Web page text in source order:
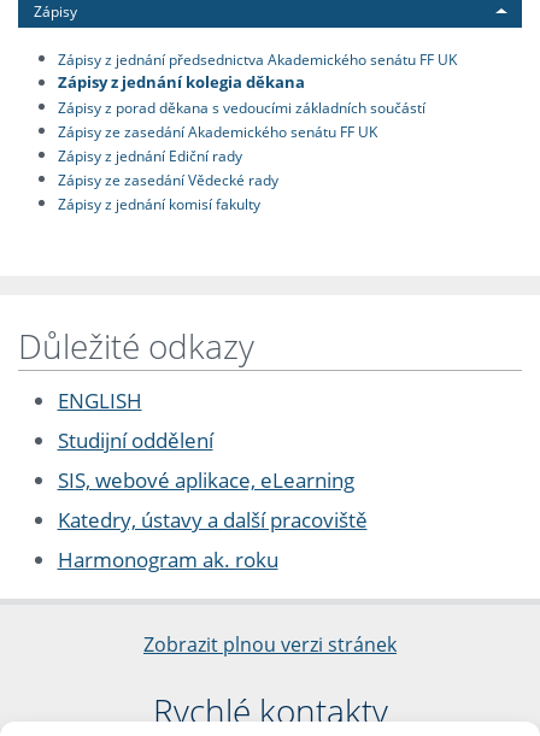
Zápisy
Zápisy z jednání předsednictva Akademického senátu FF UK
Zápisy z jednání kolegia děkana
Zápisy z porad děkana s vedoucími základních součástí
Zápisy ze zasedání Akademického senátu FF UK
Zápisy z jednání Ediční rady
Zápisy ze zasedání Vědecké rady
Zápisy z jednání komisí fakulty
Důležité odkazy
ENGLISH
Studijní oddělení
SIS, webové aplikace, eLearning
Katedry, ústavy a další pracoviště
Harmonogram ak. roku
Zobrazit plnou verzi stránek
Rychlé kontakty